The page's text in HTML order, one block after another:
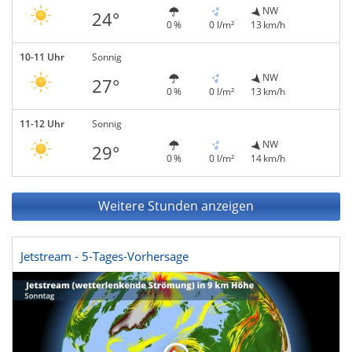
24° 0 % 0 l/m²
NW
13 km/h
10-11 Uhr Sonnig
27° 0 % 0 l/m²
NW
13 km/h
11-12 Uhr Sonnig
29° 0 % 0 l/m²
NW
14 km/h
Weitere Stunden anzeigen
Jetstream - 5-Tages-Vorhersage